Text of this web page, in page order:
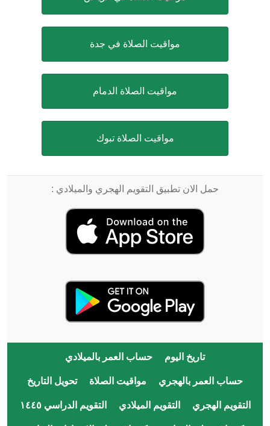
مواقيت الصلاة في جدة
مواقيت الصلاة الدمام
مواقيت الصلاة تبوك
حمل الان تطبيق التقويم الهجري والميلادي :
تاريخ اليوم حساب العمر بالميلادي
حساب العمر بالهجري مواقيت الصلاة تحويل التاريخ
التقويم الهجري التقويم الميلادي التقويم الدراسي ١٤٤٥